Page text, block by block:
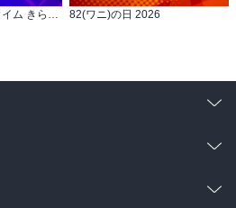
『ばっどがーる』ほか まんがタイム きらら7月新刊＆学園マンガ特集 82(ワニ)の日 2026